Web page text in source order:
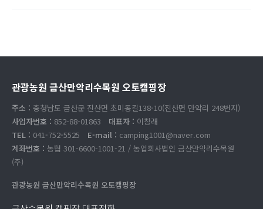
관광농원 금산만악리수목원 오토캠핑장
주소 : 충청남도 금산군 진산면 초미동길138-10(진산면 만악리 248번지)
사업자번호 : 852-88-01863 대표자 : 이창래
TEL : 041-752-5525 E-mail : camping1001@naver.com
계좌번호 : 농협 301-6600-1001-21 / 농업회사법인 금산만악리수목원
(주)
관광농원 금산만악리수목원 오토캠핑장